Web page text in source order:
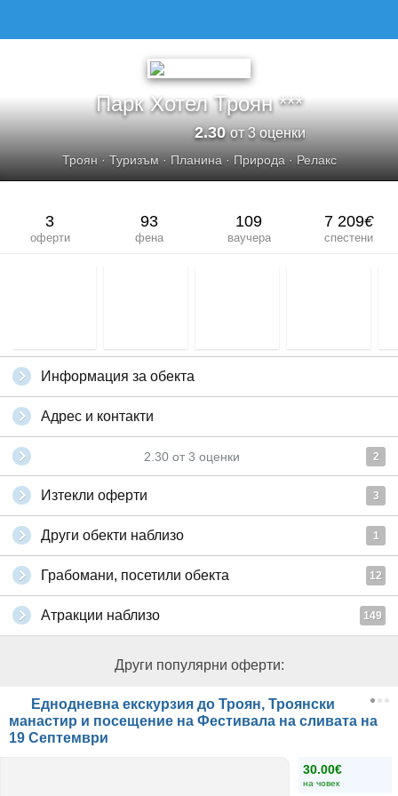
Парк Хотел Троян ***
2.30от 3 оценки
Троян· Туризъм· Планина· Природа· Релакс
3
оферти
93
фена
109
ваучера
7 209€
спестени
Информация за обекта
Адрес и контакти
2.30 от 3 оценки 2
Изтекли оферти 3
Други обекти наблизо 1
Грабомани, посетили обекта 12
Атракции наблизо 149
Други популярни оферти:
Еднодневна екскурзия до Троян, Троянски
манастир и посещение на Фестивала на сливата на
19 Септември
30.00€
на човек